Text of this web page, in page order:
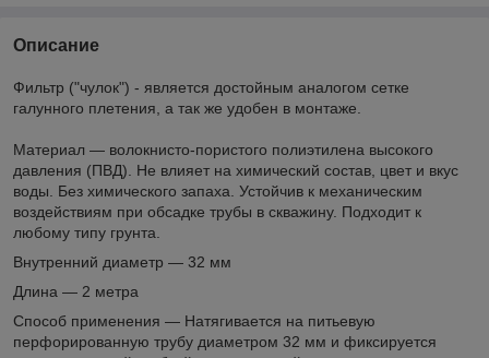
Описание
Фильтр ("чулок") - является достойным аналогом сетке
галунного плетения, а так же удобен в монтаже.
Материал ― волокнисто-пористого полиэтилена высокого
давления (ПВД). Не влияет на химический состав, цвет и вкус
воды. Без химического запаха. Устойчив к механическим
воздействиям при обсадке трубы в скважину. Подходит к
любому типу грунта.
Внутренний диаметр ― 32 мм
Длина ― 2 метра
Способ применения ― Натягивается на питьевую
перфорированную трубу диаметром 32 мм и фиксируется